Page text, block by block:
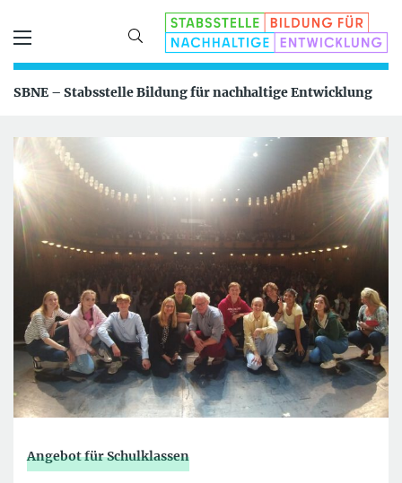
SBNE – Stabsstelle Bildung für nachhaltige Entwicklung
Angebot für Schulklassen